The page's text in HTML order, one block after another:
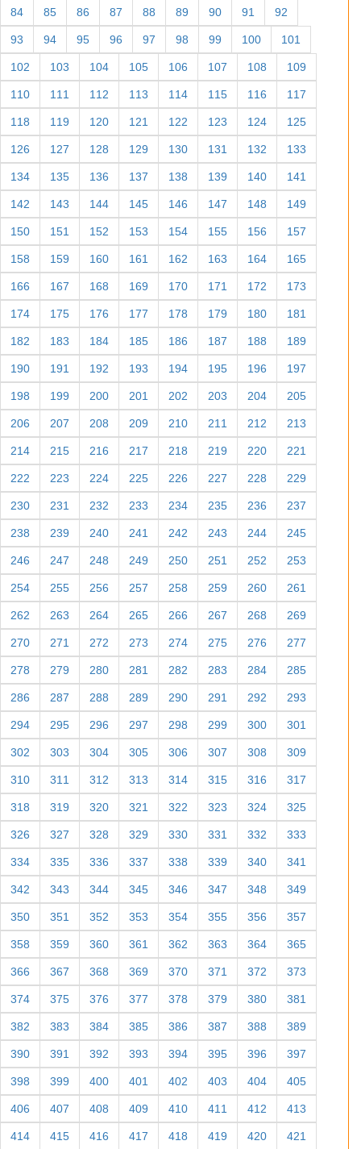
84 85 86 87 88 89 90 91 92
93 94 95 96 97 98 99 100 101
102 103 104 105 106 107 108 109
110 111 112 113 114 115 116 117
118 119 120 121 122 123 124 125
126 127 128 129 130 131 132 133
134 135 136 137 138 139 140 141
142 143 144 145 146 147 148 149
150 151 152 153 154 155 156 157
158 159 160 161 162 163 164 165
166 167 168 169 170 171 172 173
174 175 176 177 178 179 180 181
182 183 184 185 186 187 188 189
190 191 192 193 194 195 196 197
198 199 200 201 202 203 204 205
206 207 208 209 210 211 212 213
214 215 216 217 218 219 220 221
222 223 224 225 226 227 228 229
230 231 232 233 234 235 236 237
238 239 240 241 242 243 244 245
246 247 248 249 250 251 252 253
254 255 256 257 258 259 260 261
262 263 264 265 266 267 268 269
270 271 272 273 274 275 276 277
278 279 280 281 282 283 284 285
286 287 288 289 290 291 292 293
294 295 296 297 298 299 300 301
302 303 304 305 306 307 308 309
310 311 312 313 314 315 316 317
318 319 320 321 322 323 324 325
326 327 328 329 330 331 332 333
334 335 336 337 338 339 340 341
342 343 344 345 346 347 348 349
350 351 352 353 354 355 356 357
358 359 360 361 362 363 364 365
366 367 368 369 370 371 372 373
374 375 376 377 378 379 380 381
382 383 384 385 386 387 388 389
390 391 392 393 394 395 396 397
398 399 400 401 402 403 404 405
406 407 408 409 410 411 412 413
414 415 416 417 418 419 420 421